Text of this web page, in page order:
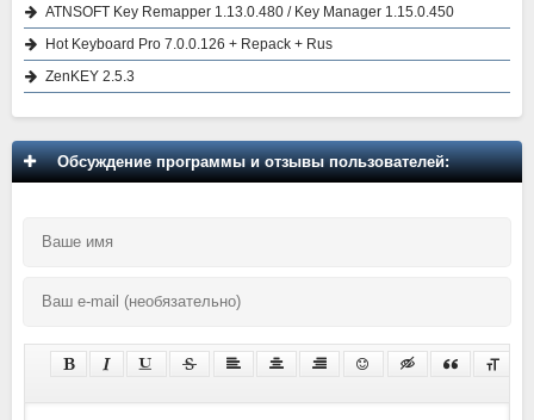
ATNSOFT Key Remapper 1.13.0.480 / Key Manager 1.15.0.450
Hot Keyboard Pro 7.0.0.126 + Repack + Rus
ZenKEY 2.5.3
Обсуждение программы и отзывы пользователей: